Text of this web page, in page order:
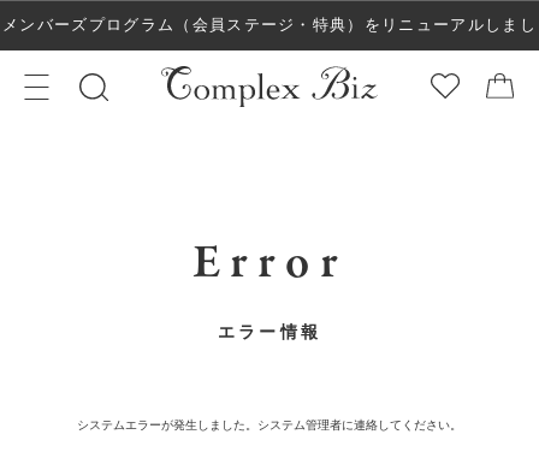
メンバーズプログラム（会員ステージ・特典）をリニューアルしまし
た！
Error
エラー情報
システムエラーが発生しました。システム管理者に連絡してください。